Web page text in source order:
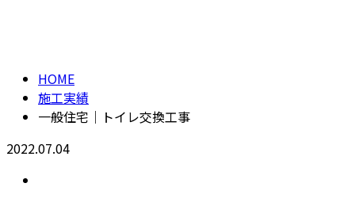
HOME
施工実績
一般住宅｜トイレ交換工事
2022.07.04